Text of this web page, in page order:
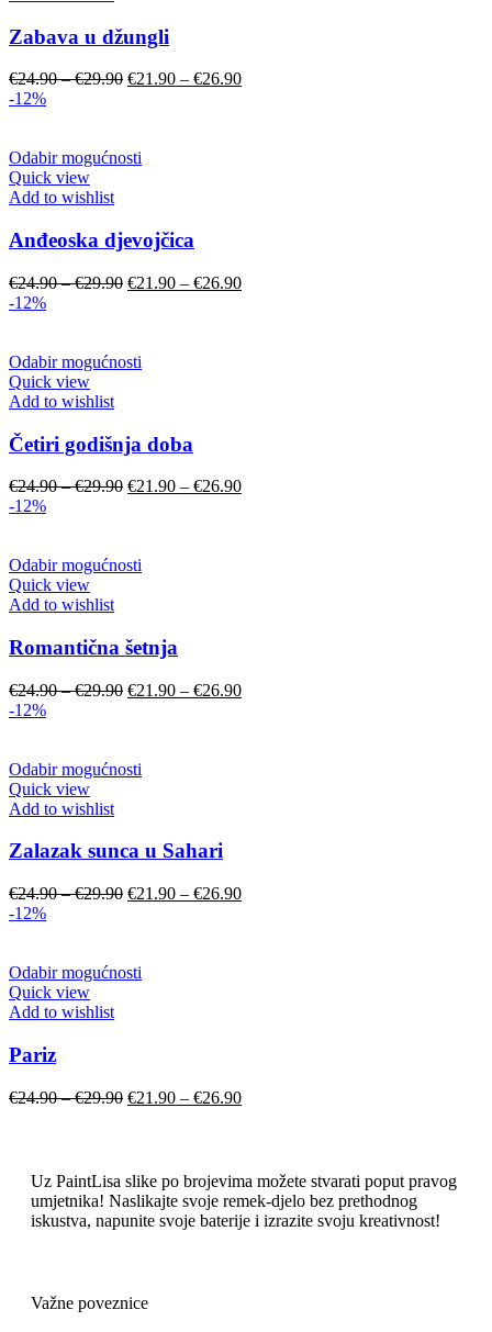
Zabava u džungli
€24.90–€29.90 €21.90 – €26.90
-12%
Odabir mogućnosti
Quick view
Add to wishlist
Anđeoska djevojčica
€24.90–€29.90 €21.90 – €26.90
-12%
Odabir mogućnosti
Quick view
Add to wishlist
Četiri godišnja doba
€24.90–€29.90 €21.90 – €26.90
-12%
Odabir mogućnosti
Quick view
Add to wishlist
Romantična šetnja
€24.90–€29.90 €21.90 – €26.90
-12%
Odabir mogućnosti
Quick view
Add to wishlist
Zalazak sunca u Sahari
€24.90–€29.90 €21.90 – €26.90
-12%
Odabir mogućnosti
Quick view
Add to wishlist
Pariz
€24.90–€29.90 €21.90 – €26.90
Uz PaintLisa slike po brojevima možete stvarati poput pravog
umjetnika! Naslikajte svoje remek-djelo bez prethodnog
iskustva, napunite svoje baterije i izrazite svoju kreativnost!
Važne poveznice